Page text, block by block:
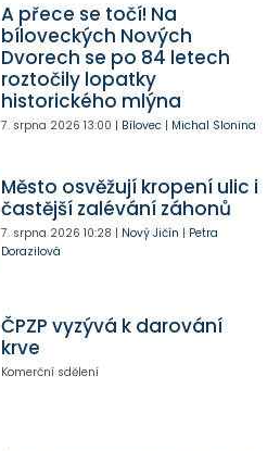
A přece se točí! Na
bíloveckých Nových
Dvorech se po 84 letech
roztočily lopatky
historického mlýna
7. srpna 2026 13:00 | Bílovec| Michal Slonina
Město osvěžují kropení ulic i
častější zalévání záhonů
7. srpna 2026 10:28 | Nový Jičín | Petra
Dorazilová
ČPZP vyzývá k darování
krve
Komerční sdělení